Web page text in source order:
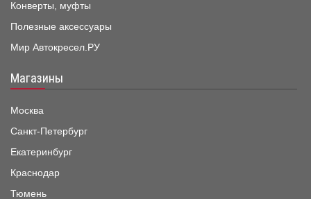
Конверты, муфты
Полезные аксессуары
Мир Автокресел.РУ
Магазины
Москва
Санкт-Петербург
Екатеринбург
Краснодар
Тюмень